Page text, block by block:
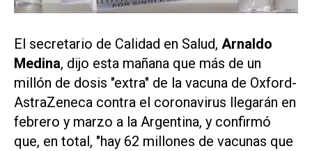
El secretario de Calidad en Salud, Arnaldo
Medina, dijo esta mañana que más de un
millón de dosis "extra" de la vacuna de Oxford-
AstraZeneca contra el coronavirus llegarán en
febrero y marzo a la Argentina, y confirmó
que, en total, "hay 62 millones de vacunas que